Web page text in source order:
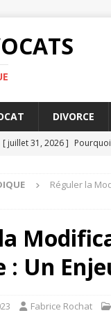
DIVORCE
[ juillet 31, 2026 ]
[ juillet 23, 2026 ] Taxe
[ août 4, 2026 ]
UFR
Réguler la
: Un
Fabrice Rochat